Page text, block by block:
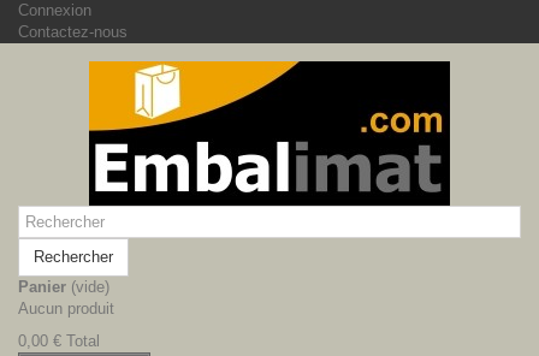
Connexion
Contactez-nous
Rechercher
Panier (vide)
Aucun produit
0,00 € Total